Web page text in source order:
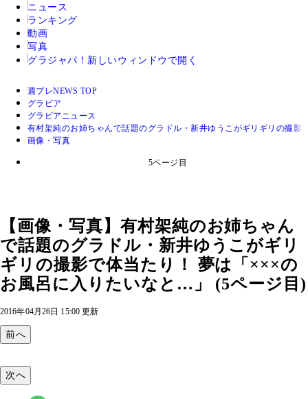
ニュース
ランキング
動画
写真
グラジャパ！ 新しいウィンドウで開く
週プレNEWS TOP
グラビア
グラビアニュース
有村架純のお姉ちゃんで話題のグラドル・新井ゆうこがギリギリの撮
画像・写真
5ページ目
【画像・写真】有村架純のお姉ちゃん
で話題のグラドル・新井ゆうこがギリ
ギリの撮影で体当たり！ 夢は「×××の
お風呂に入りたいなと…」 (5ページ目)
2016年04月26日 15:00 更新
前へ
次へ